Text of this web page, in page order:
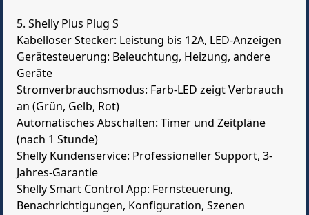
5. Shelly Plus Plug S
Kabelloser Stecker: Leistung bis 12A, LED-Anzeigen
Gerätesteuerung: Beleuchtung, Heizung, andere
Geräte
Stromverbrauchsmodus: Farb-LED zeigt Verbrauch
an (Grün, Gelb, Rot)
Automatisches Abschalten: Timer und Zeitpläne
(nach 1 Stunde)
Shelly Kundenservice: Professioneller Support, 3-
Jahres-Garantie
Shelly Smart Control App: Fernsteuerung,
Benachrichtigungen, Konfiguration, Szenen